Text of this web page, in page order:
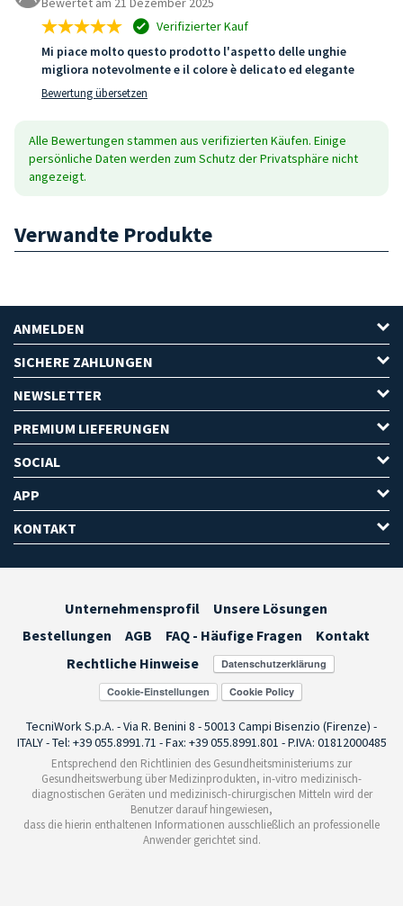
Verifizierter Kauf
Mi piace molto questo prodotto l'aspetto delle unghie
migliora notevolmente e il colore è delicato ed elegante
Bewertung übersetzen
Alle Bewertungen stammen aus verifizierten Käufen. Einige
persönliche Daten werden zum Schutz der Privatsphäre nicht
angezeigt.
Verwandte Produkte
ANMELDEN
SICHERE ZAHLUNGEN
NEWSLETTER
PREMIUM LIEFERUNGEN
SOCIAL
APP
KONTAKT
Unternehmensprofil
Unsere Lösungen
Bestellungen
AGB FAQ - Häufige Fragen
Kontakt
Rechtliche Hinweise
Cookie-Einstellungen
TecniWork S.p.A. - Via R. Benini 8 - 50013 Campi Bisenzio (Firenze) -
ITALY - Tel: +39 055.8991.71 - Fax: +39 055.8991.801 - P.IVA: 01812000485
Entsprechend den Richtlinien des Gesundheitsministeriums zur
Gesundheitswerbung über Medizinprodukten, in-vitro medizinisch-
diagnostischen Geräten und medizinisch-chirurgischen Mitteln wird der
Benutzer darauf hingewiesen,
dass die hierin enthaltenen Informationen ausschließlich an professionelle
Anwender gerichtet sind.